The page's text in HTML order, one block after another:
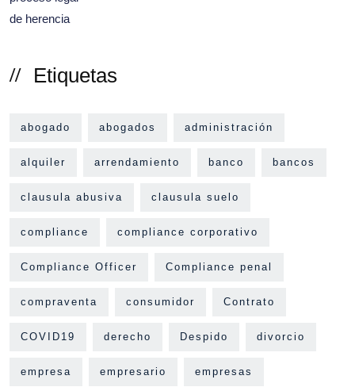
Etiquetas
abogado abogados administración
alquiler arrendamiento banco bancos
clausula abusiva clausula suelo
compliance compliance corporativo
Compliance Officer Compliance penal
compraventa consumidor Contrato
COVID19 derecho Despido divorcio
empresa empresario empresas